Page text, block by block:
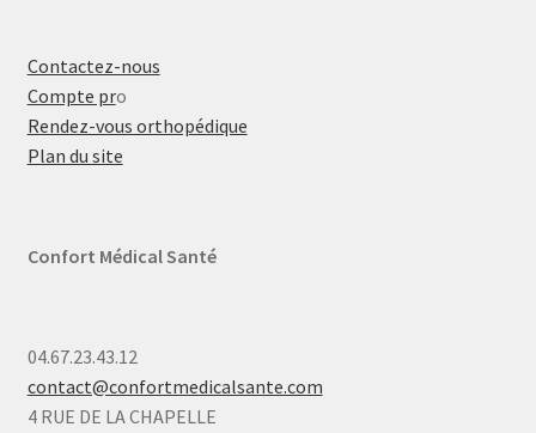
Contactez-nous
Compte pro
Rendez-vous orthopédique
Plan du site
Confort Médical Santé
04.67.23.43.12
contact@confortmedicalsante.com
4 RUE DE LA CHAPELLE